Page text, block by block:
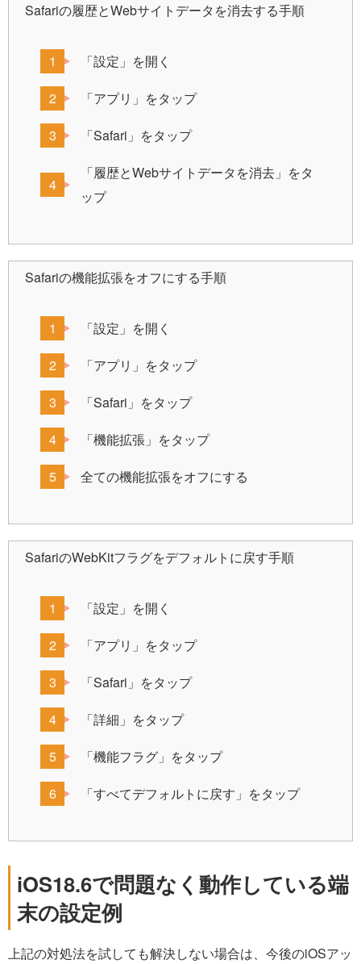
Safariの履歴とWebサイトデータを消去する手順
「設定」を開く
「アプリ」をタップ
「Safari」をタップ
「履歴とWebサイトデータを消去」をタ
ップ
Safariの機能拡張をオフにする手順
「設定」を開く
「アプリ」をタップ
「Safari」をタップ
「機能拡張」をタップ
全ての機能拡張をオフにする
SafariのWebKitフラグをデフォルトに戻す手順
「設定」を開く
「アプリ」をタップ
「Safari」をタップ
「詳細」をタップ
「機能フラグ」をタップ
「すべてデフォルトに戻す」をタップ
iOS18.6で問題なく動作している端
末の設定例
上記の対処法を試しても解決しない場合は、今後のiOSアッ